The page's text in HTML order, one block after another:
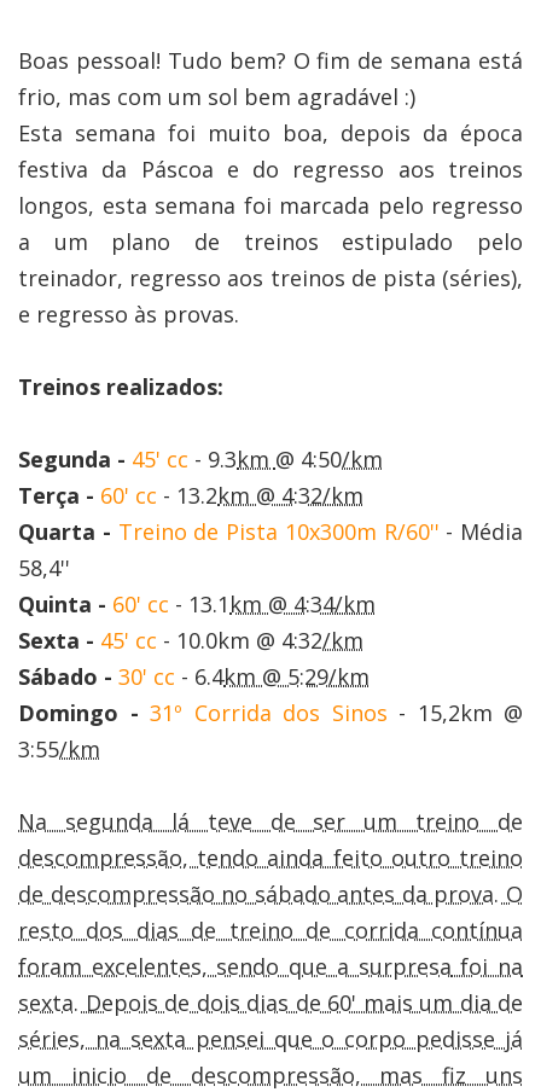
Boas pessoal! Tudo bem? O fim de semana está
frio, mas com um sol bem agradável :)
Esta semana foi muito boa, depois da época
festiva da Páscoa e do regresso aos treinos
longos, esta semana foi marcada pelo regresso
a um plano de treinos estipulado pelo
treinador, regresso aos treinos de pista (séries),
e regresso às provas.
Treinos realizados:
Segunda - 45' cc - 9.3km @ 4:50/km
Terça - 60' cc - 13.2km @ 4:32/km
Quarta - Treino de Pista 10x300m R/60'' - Média
58,4''
Quinta - 60' cc - 13.1 km @ 4:34/km
Sexta - 45' cc - 10.0km @ 4:32/km
Sábado - 30' cc - 6.4km @ 5:29/km
Domingo - 31º Corrida dos Sinos - 15,2km @
3:55/km
Na segunda lá teve de ser um treino de
descompressão, tendo ainda feito outro treino
de descompressão no sábado antes da prova. O
resto dos dias de treino de corrida contínua
foram excelentes, sendo que a surpresa foi na
sexta. Depois de dois dias de 60' mais um dia de
séries, na sexta pensei que o corpo pedisse já
um inicio de descompressão, mas fiz uns